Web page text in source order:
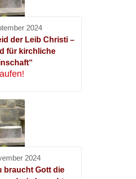
2024
der Leib Christi –
für kirchliche
2024
braucht Gott die